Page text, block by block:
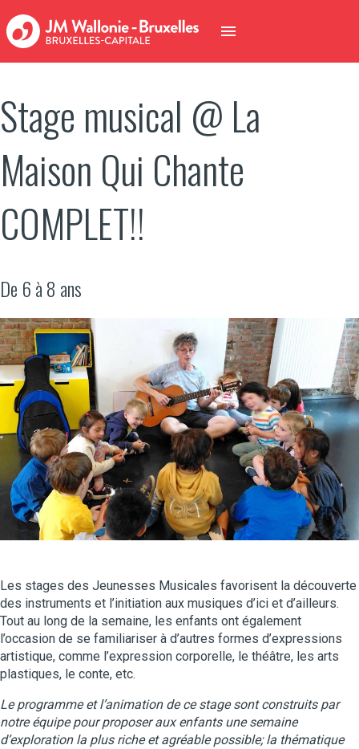
Stage musical @ La
Maison Qui Chante
COMPLET!!
De 6 à 8 ans
Les stages des Jeunesses Musicales favorisent la découverte
des instruments et l’initiation aux musiques d’ici et d’ailleurs.
Tout au long de la semaine, les enfants ont également
l’occasion de se familiariser à d’autres formes d’expressions
artistique, comme l’expression corporelle, le théâtre, les arts
plastiques, le conte, etc.
Le programme et l’animation de ce stage sont construits par
notre équipe pour proposer aux enfants une semaine
d’exploration la plus riche et agréable possible; la thématique